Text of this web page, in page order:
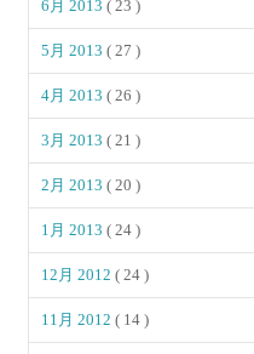
6月 2013( 23 )
5月 2013( 27 )
4月 2013( 26 )
3月 2013( 21 )
2月 2013( 20 )
1月 2013( 24 )
12月 2012( 24 )
11月 2012( 14 )